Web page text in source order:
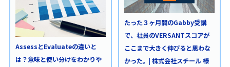
AssessとEvaluateの違いと
は？意味と使い分けをわかりや
たった３ヶ月間のGabby受講
で、社員のVERSANTスコアが
ここまで大きく伸びると思わな
かった。| 株式会社スチール 様